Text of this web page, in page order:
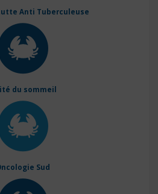
Anti Tuberculeuse
du sommeil
Sud